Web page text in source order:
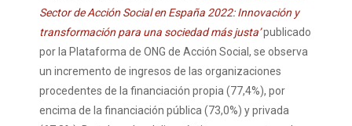
Sector de Acción Social en España 2022: Innovación y
transformación para una sociedad más justa’publicado
por la Plataforma de ONG de Acción Social, se observa
un incremento de ingresos de las organizaciones
procedentes de la financiación propia (77,4%), por
encima de la financiación pública (73,0%) y privada